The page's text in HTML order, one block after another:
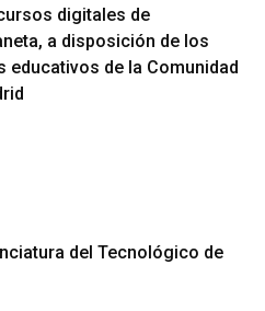
digitales de
a disposición de los
educativos de la Comunidad
del Tecnológico de